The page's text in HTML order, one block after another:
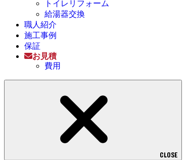
トイレリフォーム
給湯器交換
職人紹介
施工事例
保証
お見積
費用
CLOSE